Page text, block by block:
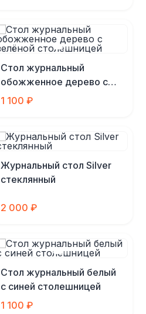
Стол журнальный
обожженное дерево с
зелёной столешницей
1 100 ₽
Журнальный стол Silver
стеклянный
2 000 ₽
Стол журнальный белый
с синей столешницей
1 100 ₽